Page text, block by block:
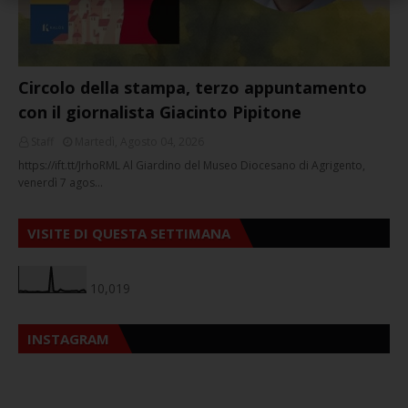
Circolo della stampa, terzo appuntamento
con il giornalista Giacinto Pipitone
https://ift.tt/JrhoRML Al Giardino del Museo Diocesano di Agrigento,
venerdì 7 agos…
VISITE DI QUESTA SETTIMANA
10,019
INSTAGRAM